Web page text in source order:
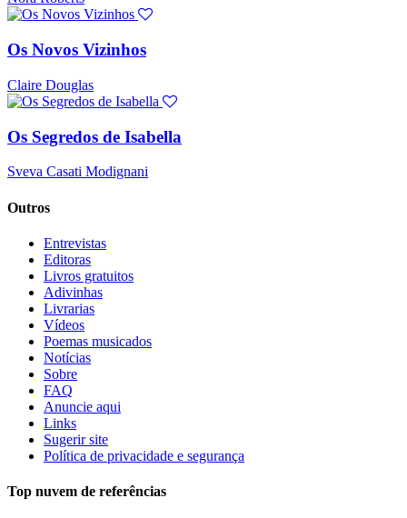
Os Novos Vizinhos
Claire Douglas
Os Segredos de Isabella
Sveva Casati Modignani
Outros
Entrevistas
Editoras
Livros gratuitos
Adivinhas
Livrarias
Vídeos
Poemas musicados
Notícias
Sobre
FAQ
Anuncie aqui
Links
Sugerir site
Política de privacidade e segurança
Top nuvem de referências